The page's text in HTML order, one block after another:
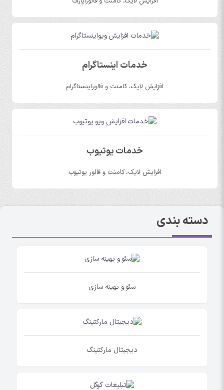
خدمات اینستاگرام
افزایش لایک، کامنت و فالوراینستاگرام
خدمات یوتیوب
افزایش لایک، کامنت و فالور یوتیوب
دسته بندی
سئو و بهینه سازی
دیجیتال مارکتینگ